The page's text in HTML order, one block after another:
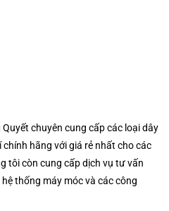
chuyên cung cấp các loại dây
hãng với giá rẻ nhất cho các
tôi còn cung cấp dịch vụ tư vấn
thống máy móc và các công